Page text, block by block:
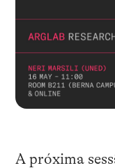
A próxima